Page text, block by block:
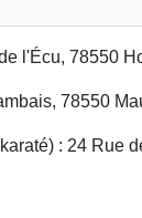
l'Écu, 78550
78550
: 24 Rue